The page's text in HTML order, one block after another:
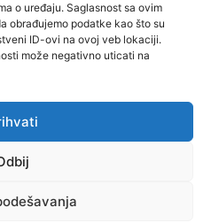
o uređaju. Saglasnost sa ovim
obrađujemo podatke kao što su
ID-ovi na ovoj veb lokaciji.
može negativno uticati na